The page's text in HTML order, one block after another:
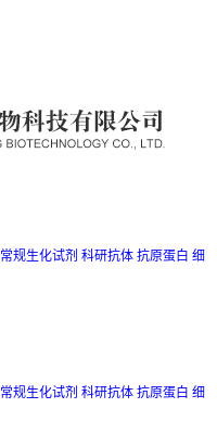
常规生化试剂 科研抗体 抗原蛋白 细
常规生化试剂 科研抗体 抗原蛋白 细